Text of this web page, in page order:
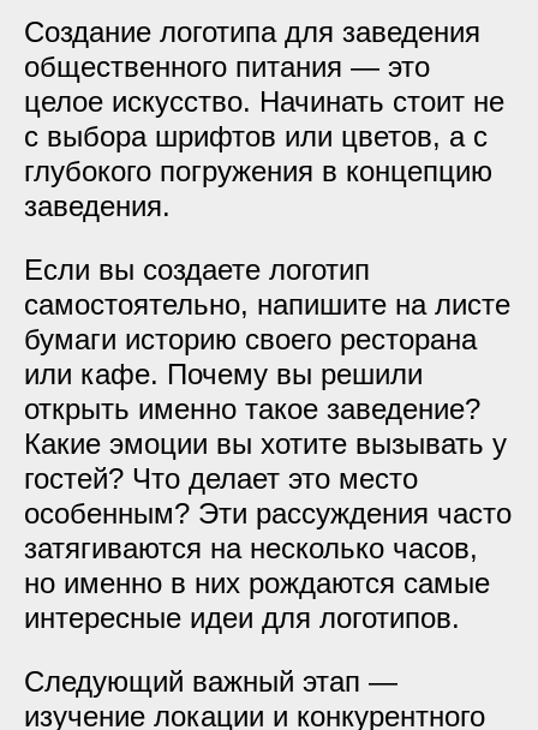
Создание логотипа для заведения
общественного питания — это
целое искусство. Начинать стоит не
с выбора шрифтов или цветов, а с
глубокого погружения в концепцию
заведения.
Если вы создаете логотип
самостоятельно, напишите на листе
бумаги историю своего ресторана
или кафе. Почему вы решили
открыть именно такое заведение?
Какие эмоции вы хотите вызывать у
гостей? Что делает это место
особенным? Эти рассуждения часто
затягиваются на несколько часов,
но именно в них рождаются самые
интересные идеи для логотипов.
Следующий важный этап —
изучение локации и конкурентного